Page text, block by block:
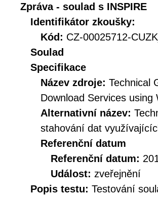
Zpráva - soulad s INSPIRE
Identifikátor zkoušky:
Kód: CZ-00025712-
Soulad
Specifikace
Název zdroje: Technical
Download Services
Alternativní název:
stahování dat
Referenční datum
Referenční datum:
Událost: zveřejnění
Popis testu: Testování